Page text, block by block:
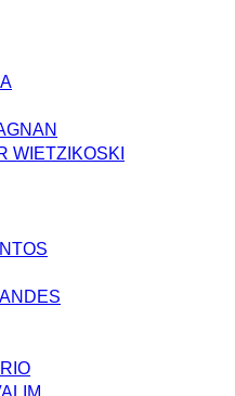
WIETZIKOSKI